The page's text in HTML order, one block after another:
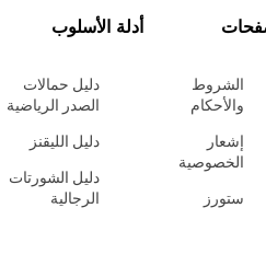
الشروط
والأحكام
إشعار
الخصوصية
ستورز
أدلة الأسلوب
دليل حمالات
الصدر الرياضية
دليل الليقنز
دليل الشورتات
الرجالية